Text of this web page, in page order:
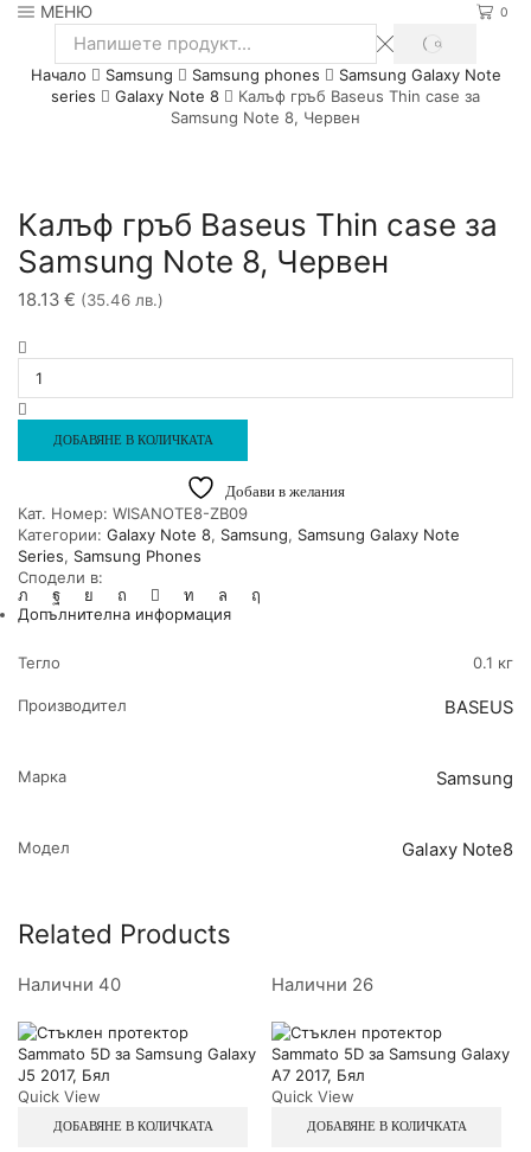
МЕНЮ 0
Search
input
SEARCH
Начало Samsung Samsung phones
Samsung Galaxy Note
series
Galaxy Note 8
Калъф гръб Baseus Thin case за
Samsung Note 8, Червен
Калъф гръб Baseus Thin case за
Samsung Note 8, Червен
18.13 € (35.46 лв.)
Калъф
Baseus
Thin
Samsung
Note
8,
Червен
ДОБАВЯНЕ В КОЛИЧКАТА
Добави в желания
Кат. Номер: WISANOTE8-ZB09
Категории: Galaxy Note 8, Samsung, Samsung Galaxy Note
Series, Samsung Phones
Сподели в:
Допълнителна информация
Тегло 0.1 кг
Производител BASEUS
Марка Samsung
Модел Galaxy Note8
Related Products
Налични 40
Quick View
ДОБАВЯНЕ В КОЛИЧКАТА
Налични 26
Quick View
ДОБАВЯНЕ В КОЛИЧКАТА